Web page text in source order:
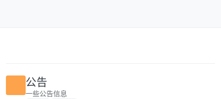
公告
一些公告信息